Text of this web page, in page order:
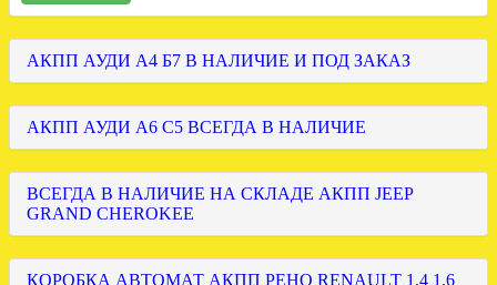
АКПП АУДИ А4 Б7 В НАЛИЧИЕ И ПОД ЗАКАЗ
АКПП АУДИ А6 С5 ВСЕГДА В НАЛИЧИЕ
ВСЕГДА В НАЛИЧИЕ НА СКЛАДЕ АКПП JEEP
GRAND CHEROKEE
КОРОБКА АВТОМАТ АКПП РЕНО RENAULT 1.4 1.6